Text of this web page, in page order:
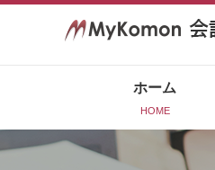
ホーム
HOME